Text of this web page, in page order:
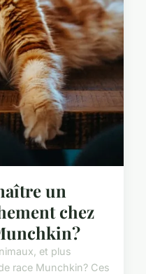
un
chez
et plus
race Munchkin? Ces